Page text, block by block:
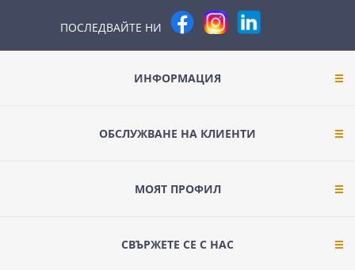
ПОСЛЕДВАЙТЕ НИ
ИНФОРМАЦИЯ
ОБСЛУЖВАНЕ НА КЛИЕНТИ
МОЯТ ПРОФИЛ
СВЪРЖЕТЕ СЕ С НАС